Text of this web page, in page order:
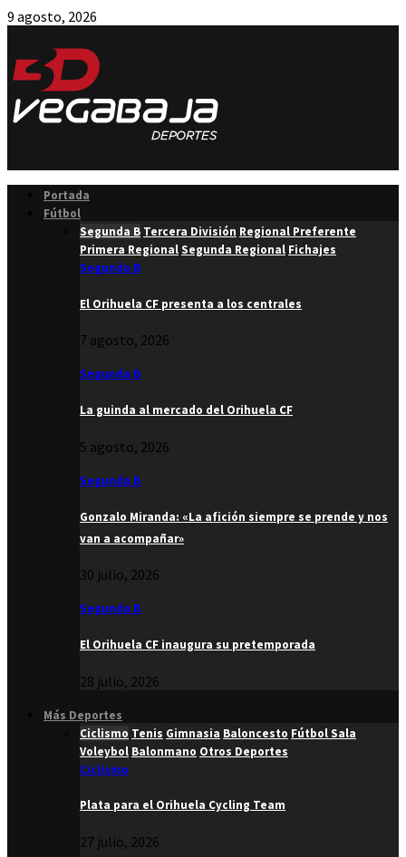
9 agosto, 2026
Portada
Fútbol
Segunda B Tercera División Regional Preferente
Primera RegionalSegunda Regional Fichajes
Segunda B
El Orihuela CF presenta a los centrales
7 agosto, 2026
Segunda B
La guinda al mercado del Orihuela CF
5 agosto, 2026
Segunda B
Gonzalo Miranda: «La afición siempre se prende y nos
van a acompañar»
30 julio, 2026
Segunda B
El Orihuela CF inaugura su pretemporada
28 julio, 2026
Más Deportes
Ciclismo Tenis Gimnasia Baloncesto Fútbol Sala
Voleybol Balonmano Otros Deportes
Ciclismo
Plata para el Orihuela Cycling Team
27 julio, 2026